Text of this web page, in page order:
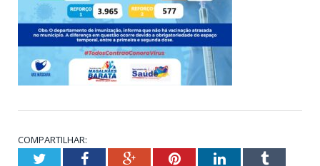
COMPARTILHAR:
TwitterFacebookGoogle+PinterestLinkedInTumblr